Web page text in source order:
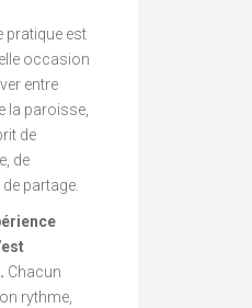
pratique est
occasion
entre
la paroisse,
de
de
partage.
Chacun
rythme,